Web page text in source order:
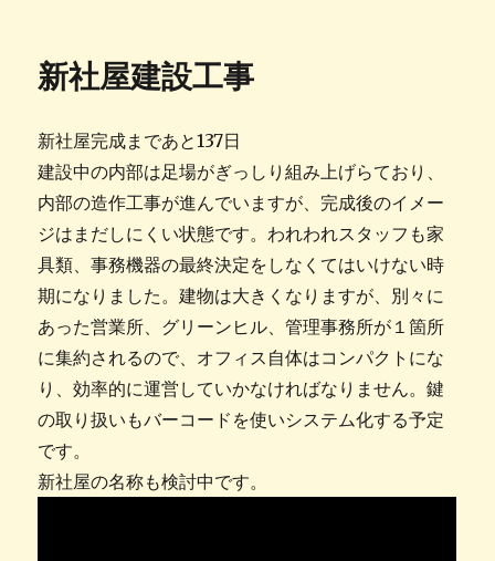
ー
新社屋建設工事
新社屋完成まであと137日
建設中の内部は足場がぎっしり組み上げらており、
内部の造作工事が進んでいますが、完成後のイメー
ジはまだしにくい状態です。われわれスタッフも家
具類、事務機器の最終決定をしなくてはいけない時
期になりました。建物は大きくなりますが、別々に
あった営業所、グリーンヒル、管理事務所が１箇所
に集約されるので、オフィス自体はコンパクトにな
り、効率的に運営していかなければなりません。鍵
の取り扱いもバーコードを使いシステム化する予定
です。
新社屋の名称も検討中です。